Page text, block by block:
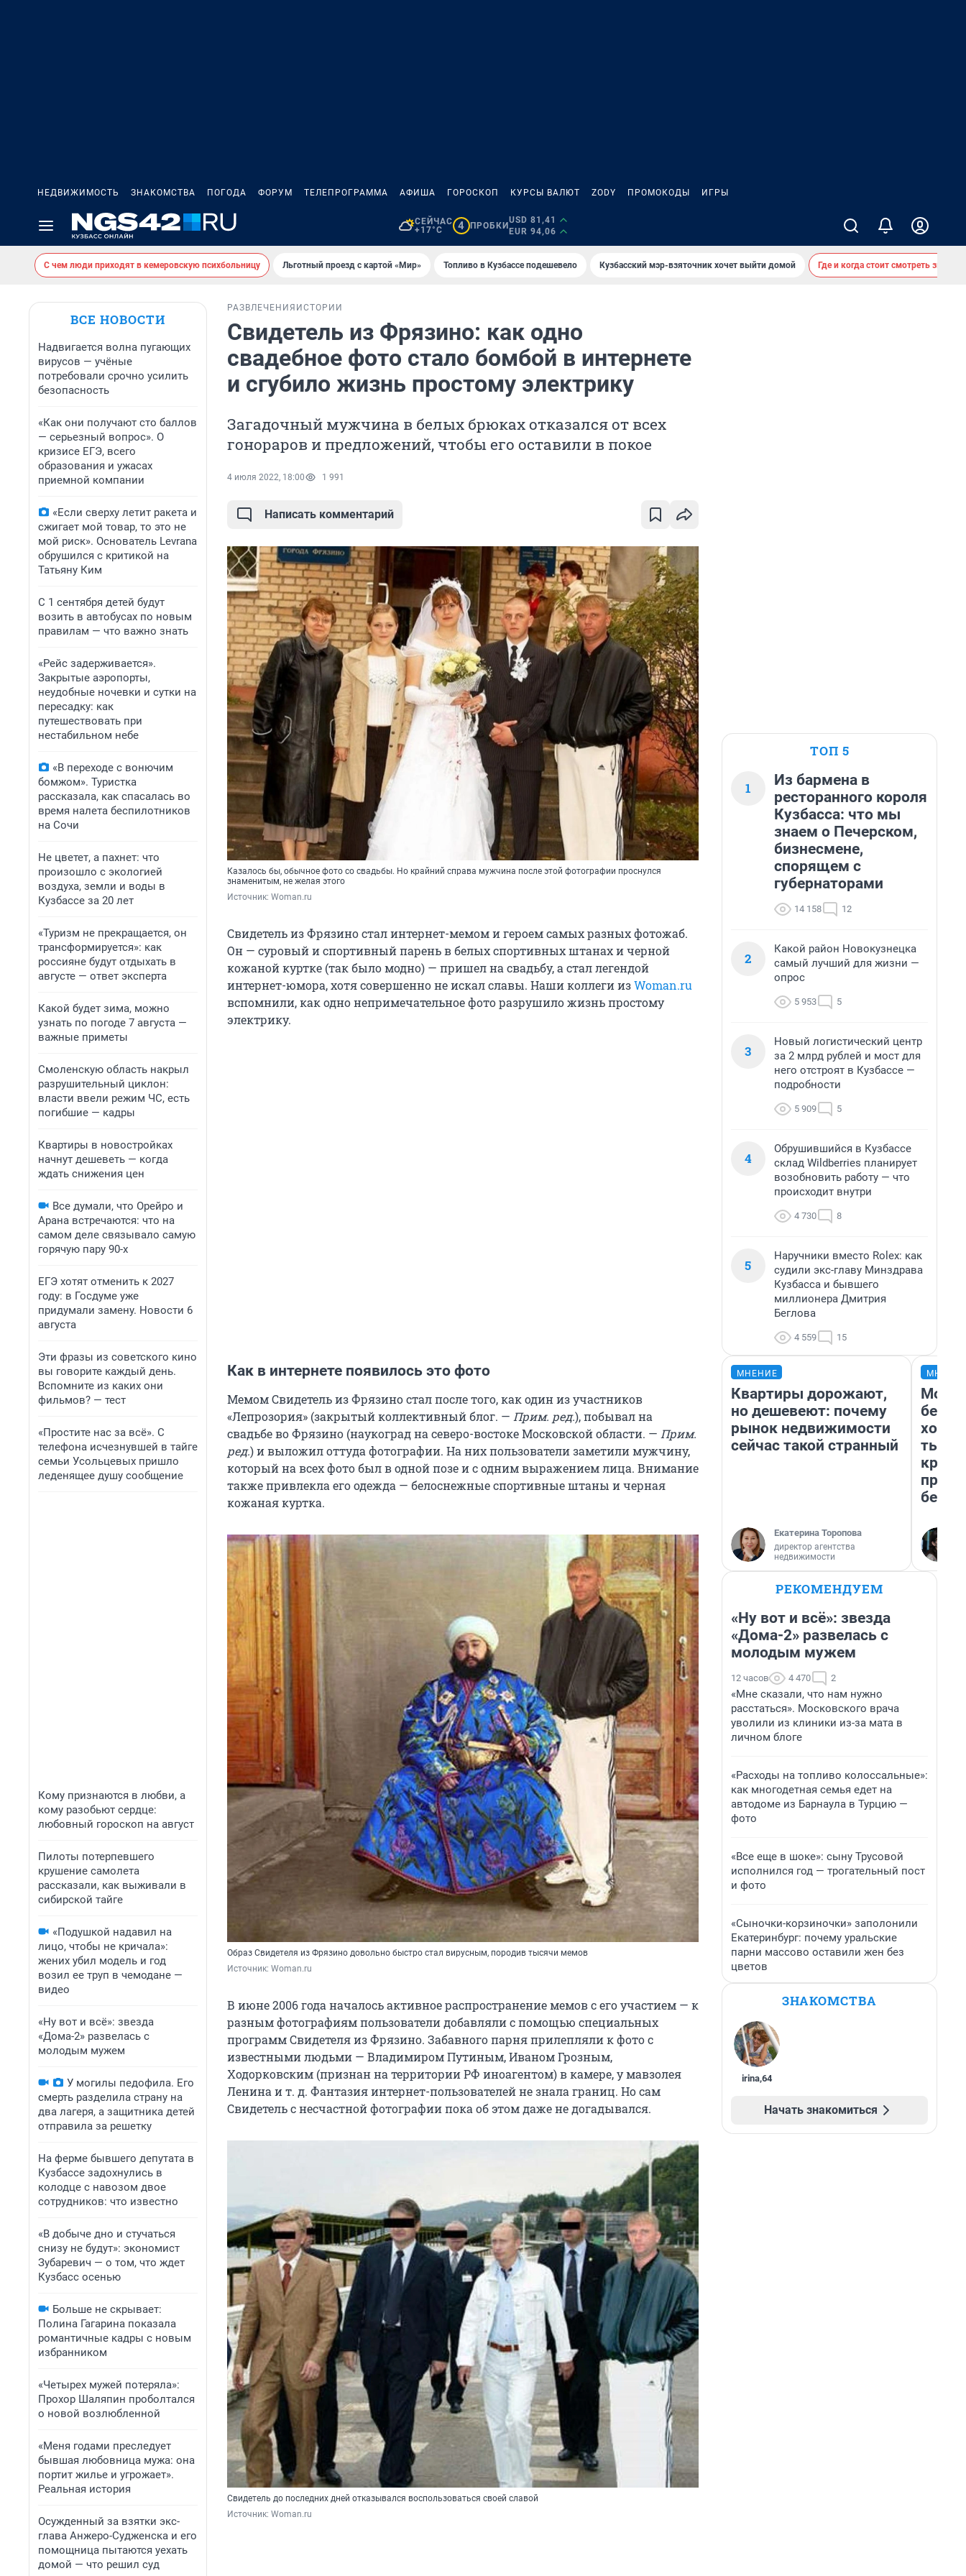
НЕДВИЖИМОСТЬ ЗНАКОМСТВА ПОГОДА ФОРУМ ТЕЛЕПРОГРАММА АФИША ГОРОСКОП КУРСЫ ВАЛЮТ ZODY ПРОМОКОДЫ ИГРЫ
СЕЙЧАС
+17°C
4 ПРОБКИ
USD 81,41
EUR 94,06
С чем люди приходят в кемеровскую психбольницу Льготный проезд с картой «Мир» Топливо в Кузбассе подешевело Кузбасский мэр-взяточник хочет выйти домой Где и когда стоит смотреть
ВСЕ НОВОСТИ
Надвигается волна пугающих
вирусов — учёные
потребовали срочно усилить
безопасность
«Как они получают сто баллов
— серьезный вопрос». О
кризисе ЕГЭ, всего
образования и ужасах
приемной компании
«Если сверху летит ракета и
сжигает мой товар, то это не
мой риск». Основатель Levrana
обрушился с критикой на
Татьяну Ким
С 1 сентября детей будут
возить в автобусах по новым
правилам — что важно знать
«Рейс задерживается».
Закрытые аэропорты,
неудобные ночевки и сутки на
пересадку: как
путешествовать при
нестабильном небе
«В переходе с вонючим
бомжом». Туристка
рассказала, как спасалась во
время налета беспилотников
на Сочи
Не цветет, а пахнет: что
произошло с экологией
воздуха, земли и воды в
Кузбассе за 20 лет
«Туризм не прекращается, он
трансформируется»: как
россияне будут отдыхать в
августе — ответ эксперта
Какой будет зима, можно
узнать по погоде 7 августа —
важные приметы
Смоленскую область накрыл
разрушительный циклон:
власти ввели режим ЧС, есть
погибшие — кадры
Квартиры в новостройках
начнут дешеветь — когда
ждать снижения цен
Все думали, что Орейро и
Арана встречаются: что на
самом деле связывало самую
горячую пару 90-х
ЕГЭ хотят отменить к 2027
году: в Госдуме уже
придумали замену. Новости 6
августа
Эти фразы из советского кино
вы говорите каждый день.
Вспомните из каких они
фильмов? — тест
«Простите нас за всё». С
телефона исчезнувшей в тайге
семьи Усольцевых пришло
леденящее душу сообщение
Кому признаются в любви, а
кому разобьют сердце:
любовный гороскоп на август
Пилоты потерпевшего
крушение самолета
рассказали, как выживали в
сибирской тайге
«Подушкой надавил на
лицо, чтобы не кричала»:
жених убил модель и год
возил ее труп в чемодане —
видео
«Ну вот и всё»: звезда
«Дома-2» развелась с
молодым мужем
У могилы педофила. Его
смерть разделила страну на
два лагеря, а защитника детей
отправила за решетку
На ферме бывшего депутата в
Кузбассе задохнулись в
колодце с навозом двое
сотрудников: что известно
«В добыче дно и стучаться
снизу не будут»: экономист
Зубаревич — о том, что ждет
Кузбасс осенью
Больше не скрывает:
Полина Гагарина показала
романтичные кадры с новым
избранником
«Четырех мужей потеряла»:
Прохор Шаляпин проболтался
о новой возлюбленной
«Меня годами преследует
бывшая любовница мужа: она
портит жилье и угрожает».
Реальная история
Осужденный за взятки экс-
глава Анжеро-Судженска и его
помощница пытаются уехать
домой — что решил суд
РАЗВЛЕЧЕНИЯ ИСТОРИИ
Свидетель из Фрязино: как одно
свадебное фото стало бомбой в интернете
и сгубило жизнь простому электрику
Загадочный мужчина в белых брюках отказался от всех
гонораров и предложений, чтобы его оставили в покое
4 июля 2022, 18:00 1 991
Написать комментарий
Казалось бы, обычное фото со свадьбы. Но крайний справа мужчина после этой фотографии проснулся
знаменитым, не желая этого
Источник: Woman.ru
Свидетель из Фрязино стал интернет-мемом и героем самых разных фотожаб.
Он — суровый и спортивный парень в белых спортивных штанах и черной
кожаной куртке (так было модно) — пришел на свадьбу, а стал легендой
интернет-юмора, хотя совершенно не искал славы. Наши коллеги изWoman.ru
вспомнили, как одно непримечательное фото разрушило жизнь простому
электрику.
Как в интернете появилось это фото
Мемом Свидетель из Фрязино стал после того, как один из участников
«Лепрозория» (закрытый коллективный блог. — Прим. ред.), побывал на
свадьбе во Фрязино (наукоград на северо-востоке Московской области. — Прим.
ред.) и выложил оттуда фотографии. На них пользователи заметили мужчину,
который на всех фото был в одной позе и с одним выражением лица. Внимание
также привлекла его одежда — белоснежные спортивные штаны и черная
кожаная куртка.
Образ Свидетеля из Фрязино довольно быстро стал вирусным, породив тысячи мемов
Источник: Woman.ru
В июне 2006 года началось активное распространение мемов с его участием — к
разным фотографиям пользователи добавляли с помощью специальных
программ Свидетеля из Фрязино. Забавного парня прилепляли к фото с
известными людьми — Владимиром Путиным, Иваном Грозным,
Ходорковским (признан на территории РФ иноагентом) в камере, у мавзолея
Ленина и т. д. Фантазия интернет-пользователей не знала границ. Но сам
Свидетель с несчастной фотографии пока об этом даже не догадывался.
Свидетель до последних дней отказывался воспользоваться своей славой
Источник: Woman.ru
ТОП 5
1
Из бармена в
ресторанного короля
Кузбасса: что мы
знаем о Печерском,
бизнесмене,
спорящем с
губернаторами
14 158 12
2
Какой район Новокузнецка
самый лучший для жизни —
опрос
5 953 5
3
Новый логистический центр
за 2 млрд рублей и мост для
него отстроят в Кузбассе —
подробности
5 909 5
4
Обрушившийся в Кузбассе
склад Wildberries планирует
возобновить работу — что
происходит внутри
4 730 8
5
Наручники вместо Rolex: как
судили экс-главу Минздрава
Кузбасса и бывшего
миллионера Дмитрия
Беглова
4 559 15
МНЕНИЕ
Квартиры дорожают,
но дешевеют: почему
рынок недвижимости
сейчас такой странный
Екатерина Торопова
директор агентства
недвижимости
Мой
РЕКОМЕНДУЕМ
«Ну вот и всё»: звезда
«Дома-2» развелась с
молодым мужем
12 часов 4 470 2
«Мне сказали, что нам нужно
расстаться». Московского врача
уволили из клиники из-за мата в
личном блоге
«Расходы на топливо колоссальные»:
как многодетная семья едет на
автодоме из Барнаула в Турцию —
фото
«Все еще в шоке»: сыну Трусовой
исполнился год — трогательный пост
и фото
«Сыночки-корзиночки» заполонили
Екатеринбург: почему уральские
парни массово оставили жен без
цветов
ЗНАКОМСТВА
irina,64
Начать знакомиться